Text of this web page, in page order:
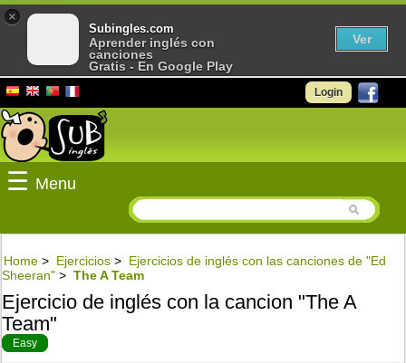
Login
☰ Menu
Home > Ejercicios > Ejercicios de inglés con las canciones de "Ed
Sheeran" > The A Team
Ejercicio de inglés con la cancion "The A
Team"
Easy
×
Subingles.com
Aprender inglés con
canciones
Gratis - En Google Play
Ver